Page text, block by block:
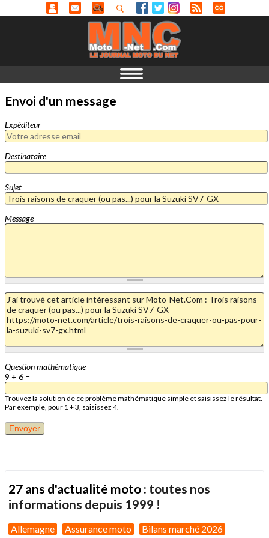
Envoi d'un message
Expéditeur
Destinataire
Sujet
Message
Question mathématique
9 + 6 =
Trouvez la solution de ce problème mathématique simple et saisissez le résultat.
Par exemple, pour 1 + 3, saisissez 4.
27 ans d'actualité moto : toutes nos
informations depuis 1999 !
Allemagne Assurance moto Bilans marché 2026